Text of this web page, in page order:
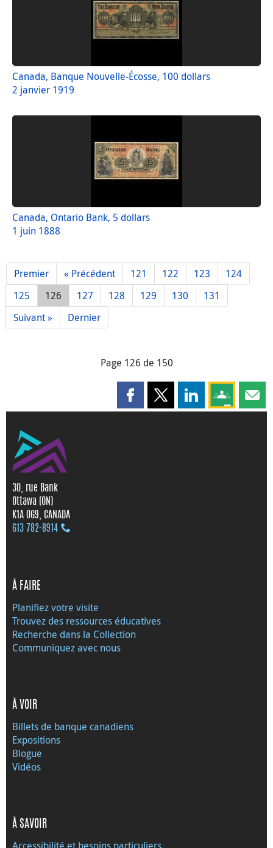
Canada, Banque Nouvelle-Écosse, 100 dollars
2 janvier 1919
Canada, Ontario Bank, 5 dollars
1 juin 1888
Premier « Précédent 121 122 123
124
125
126 127 128 129 130
131
Suivant »
Dernier
Page 126 de 150
Partager cette page sur
Partager cette page sur X
Partager cette
Partagez
30, rue Bank
Ottawa (ON)
K1A 0G9, CANADA
613 782‑8914
À FAIRE
Planifiez votre visite
Trouvez des ressources éducatives
Recherche dans la Collection
Communiquez avec nous
À VOIR
Billets de banque canadiens
Expositions
Blogue
Vidéos
À SAVOIR